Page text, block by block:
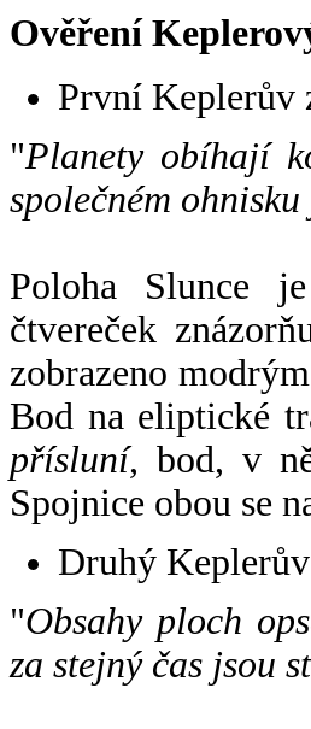
Ověření
První Keplerův
"Planety obíhají
společném ohnisku
Poloha Slunce
čtvereček
zobrazeno
Bod na eliptické
přísluní, bod, v
Spojnice obou se
Druhý
"Obsahy ploch
za stejný čas jsou